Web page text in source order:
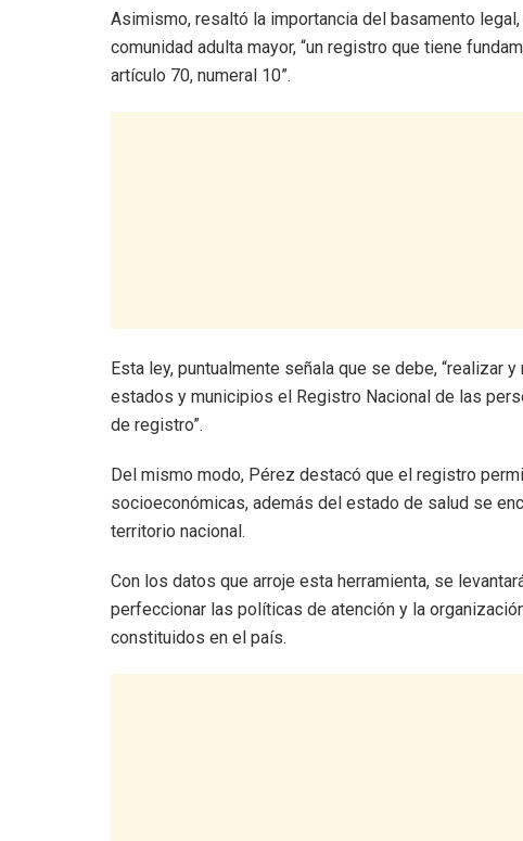
Asimismo, resaltó la importancia del basamento
comunidad adulta mayor, “un registro que tiene
artículo 70, numeral 10”.
Esta ley, puntualmente señala que se debe, “realizar
estados y municipios el Registro Nacional de las
de registro”.
Del mismo modo, Pérez destacó que el registro
socioeconómicas, además del estado de salud se
territorio nacional.
Con los datos que arroje esta herramienta, se
perfeccionar las políticas de atención y la
constituidos en el país.